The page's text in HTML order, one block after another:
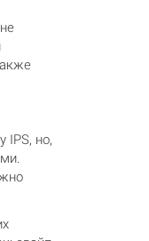
IPS, но,